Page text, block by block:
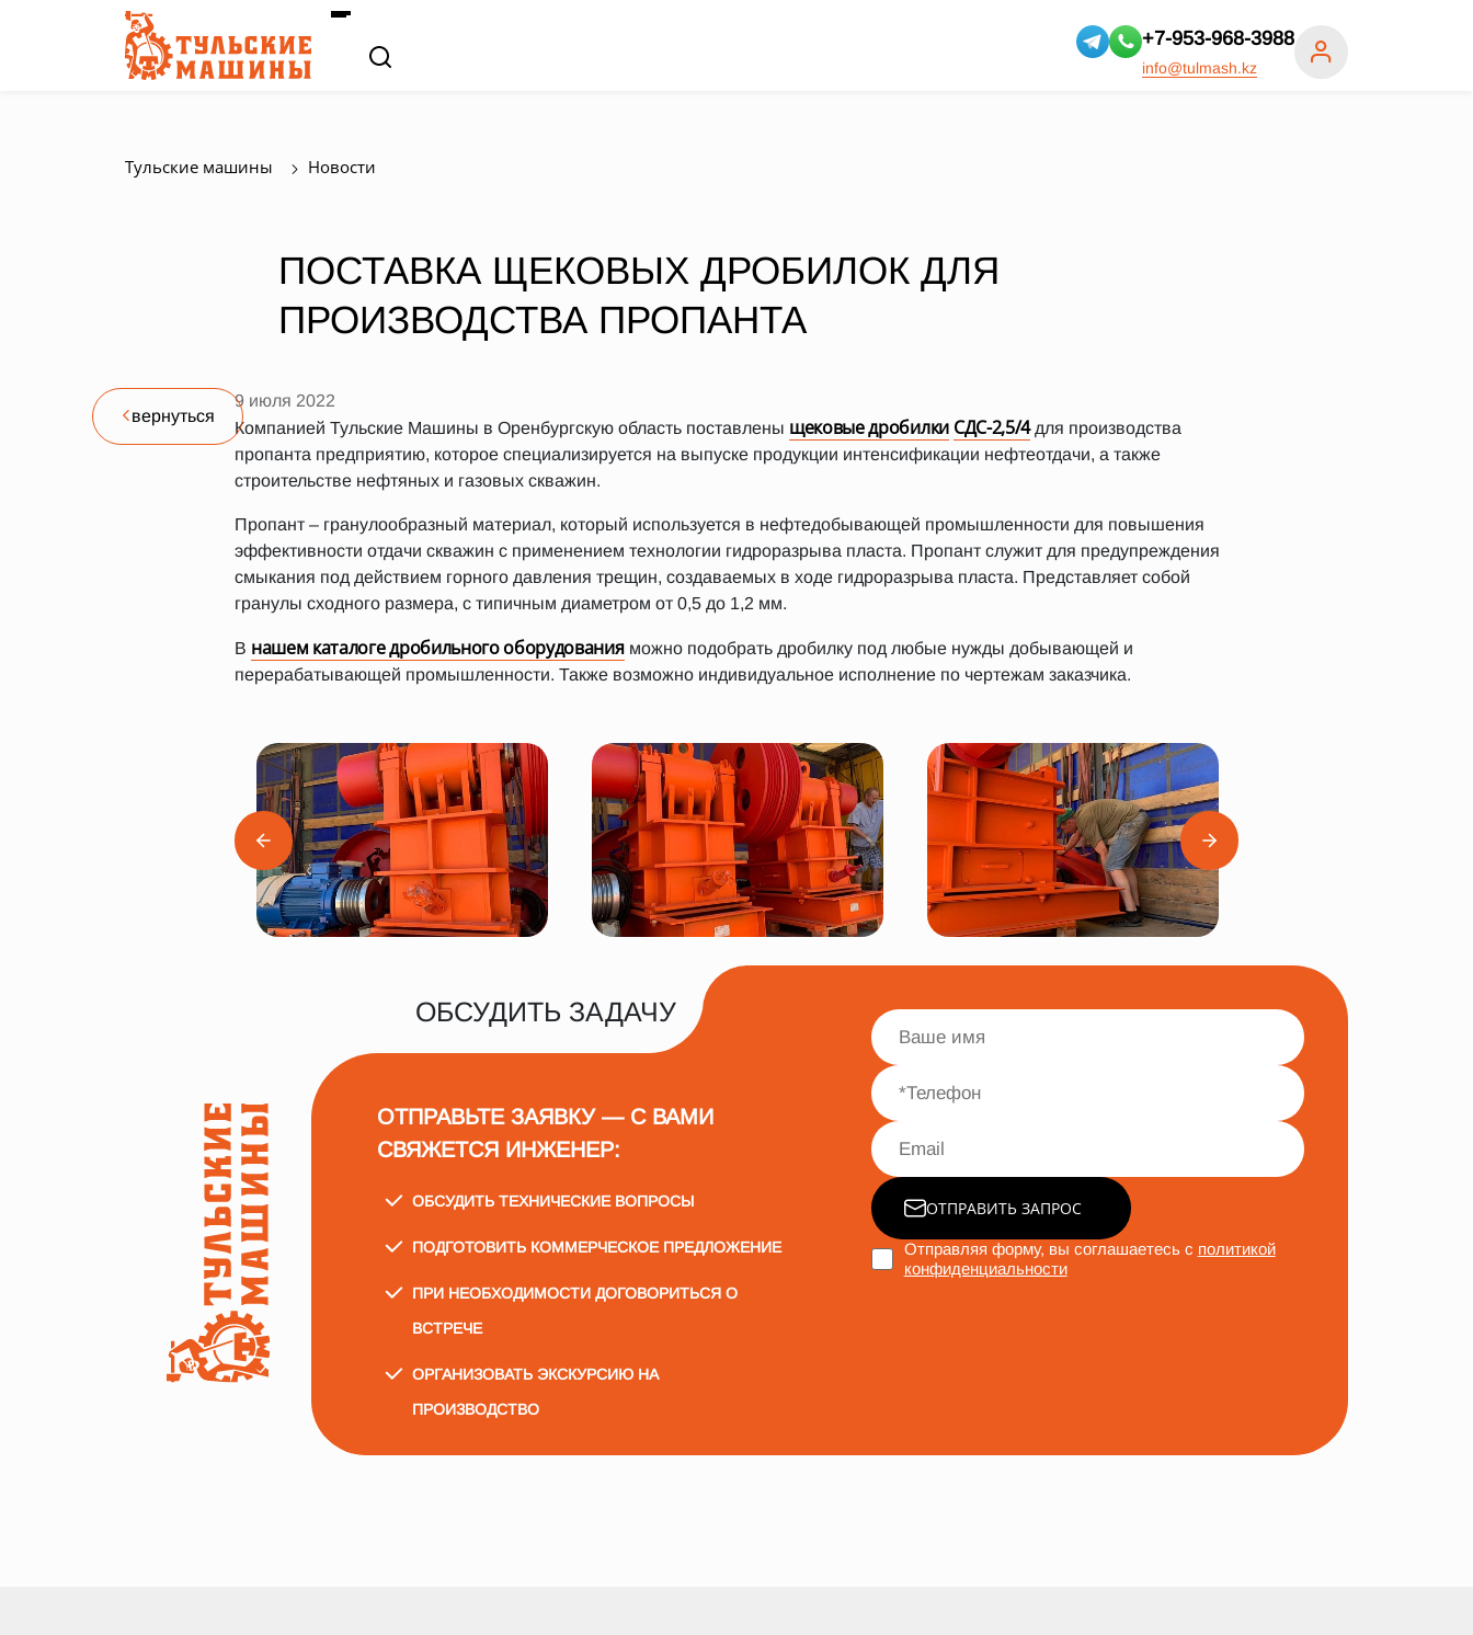
+7-953-968-3988
info@tulmash.kz
Тульские машины Новости
ПОСТАВКА ЩЕКОВЫХ ДРОБИЛОК ДЛЯ
ПРОИЗВОДСТВА ПРОПАНТА
вернуться
9 июля 2022
Компанией Тульские Машины в Оренбургскую область поставлены щековые дробилки СДС-2,5/4для производства
пропанта предприятию, которое специализируется на выпуске продукции интенсификации нефтеотдачи, а также
строительстве нефтяных и газовых скважин.
Пропант – гранулообразный материал, который используется в нефтедобывающей промышленности для повышения
эффективности отдачи скважин с применением технологии гидроразрыва пласта. Пропант служит для предупреждения
смыкания под действием горного давления трещин, создаваемых в ходе гидроразрыва пласта. Представляет собой
гранулы сходного размера, с типичным диаметром от 0,5 до 1,2 мм.
В нашем каталоге дробильного оборудованияможно подобрать дробилку под любые нужды добывающей и
перерабатывающей промышленности. Также возможно индивидуальное исполнение по чертежам заказчика.
ОБСУДИТЬ ЗАДАЧУ
ОТПРАВЬТЕ ЗАЯВКУ — С ВАМИ
СВЯЖЕТСЯ ИНЖЕНЕР:
ОБСУДИТЬ ТЕХНИЧЕСКИЕ ВОПРОСЫ
ПОДГОТОВИТЬ КОММЕРЧЕСКОЕ ПРЕДЛОЖЕНИЕ
ПРИ НЕОБХОДИМОСТИ ДОГОВОРИТЬСЯ О
ВСТРЕЧЕ
ОРГАНИЗОВАТЬ ЭКСКУРСИЮ НА
ПРОИЗВОДСТВО
ОТПРАВИТЬ ЗАПРОС
Отправляя форму, вы соглашаетесь с политикой
конфиденциальности